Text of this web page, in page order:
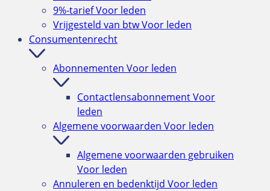
9%-tariefVoor leden
Vrijgesteld van btwVoor leden
Consumentenrecht
Abonnementen Voor leden
ContactlensabonnementVoor
leden
Algemene voorwaarden Voor leden
Algemene voorwaarden gebruiken
Voor leden
Annuleren en bedenktijd Voor leden